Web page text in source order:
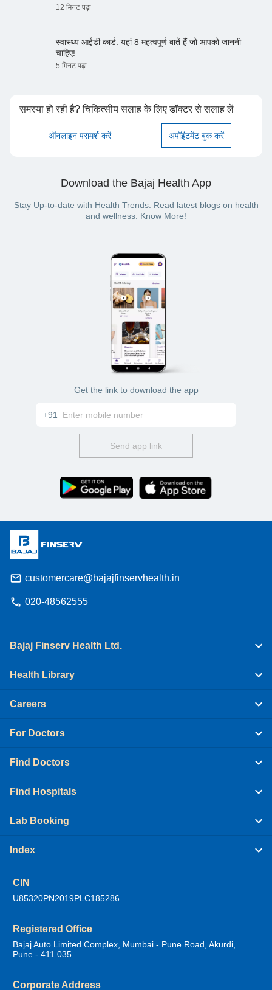
12 मिनट पढ़ा
स्वास्थ्य आईडी कार्ड: यहां 8 महत्वपूर्ण बातें हैं जो आपको जाननी
चाहिए!
5 मिनट पढ़ा
समस्या हो रही है? चिकित्सीय सलाह के लिए डॉक्टर से सलाह लें
ऑनलाइन परामर्श करें अपॉइंटमेंट बुक करें
Download the Bajaj Health App
Stay Up-to-date with Health Trends. Read latest blogs on health
and wellness. Know More!
Get the link to download the app
+91
Send app link
customercare@bajajfinservhealth.in
020-48562555
Bajaj Finserv Health Ltd.
Health Library
Careers
For Doctors
Find Doctors
Find Hospitals
Lab Booking
Index
CIN
U85320PN2019PLC185286
Registered Office
Bajaj Auto Limited Complex, Mumbai - Pune Road, Akurdi,
Pune - 411 035
Corporate Address